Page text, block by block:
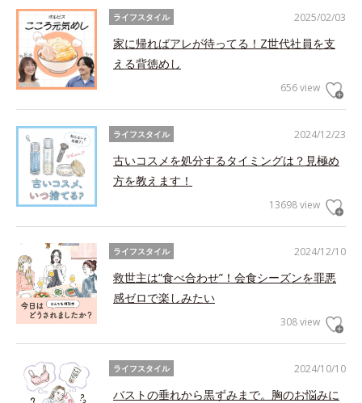
2025/02/03
ライフスタイル
家に帰ればアレが待ってる！Z世代社員を支
える背徳めし
656 view
2024/12/23
ライフスタイル
古いコスメを処分するタイミングは？見極め
方を教えます！
13698 view
2024/12/10
ライフスタイル
救世主は“食べ合わせ”！会食シーズンを罪悪
感ゼロで楽しみたい
308 view
2024/10/10
ライフスタイル
バストの垂れから黒ずみまで。胸のお悩みに